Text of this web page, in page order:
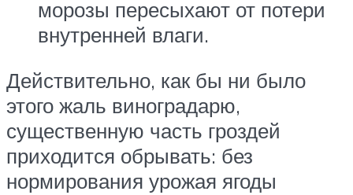
морозы пересыхают от потери
внутренней влаги.
Действительно, как бы ни было
этого жаль виноградарю,
существенную часть гроздей
приходится обрывать: без
нормирования урожая ягоды